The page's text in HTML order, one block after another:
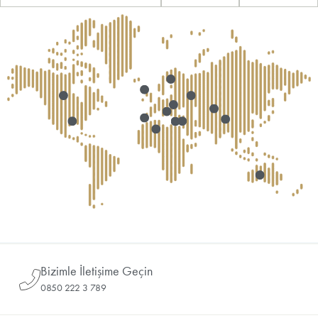
Bizimle İletişime Geçin
0850 222 3 789